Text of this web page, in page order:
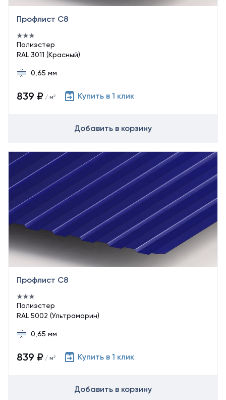
Профлист С8
Полиэстер
RAL 3011 (Красный)
0,65 мм
839 ₽ / м² Купить в 1 клик
Добавить в корзину
Профлист С8
Полиэстер
RAL 5002 (Ультрамарин)
0,65 мм
839 ₽ / м² Купить в 1 клик
Добавить в корзину